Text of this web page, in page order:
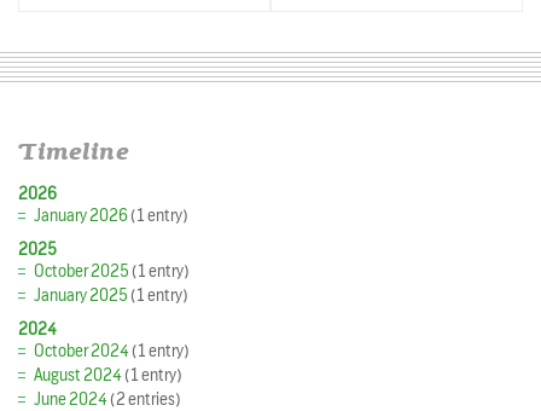
Timeline
2026
January 2026(1 entry)
2025
October 2025(1 entry)
January 2025(1 entry)
2024
October 2024(1 entry)
August 2024(1 entry)
June 2024(2 entries)